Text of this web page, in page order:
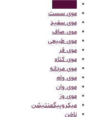
موی سست
موی سفید
موی صاف
موی طبیعی
موی فر
موی کتاه
موی مردانه
موی وام
موی وان
موی وز
میکروپیگمنتیشن
ناخن